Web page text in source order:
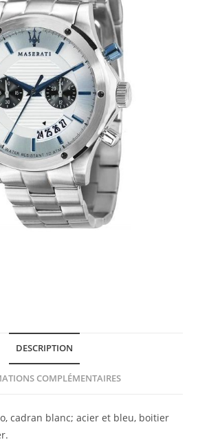
DESCRIPTION
COMPLÉMENTAIRES
cadran blanc; acier et bleu, boitier